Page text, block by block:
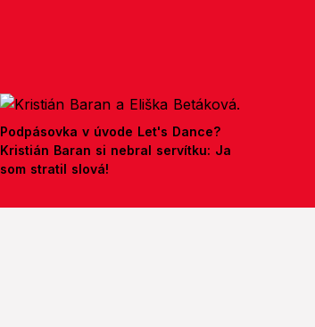
Podpásovka v úvode Let's Dance?
Kristián Baran si nebral servítku: Ja
som stratil slová!